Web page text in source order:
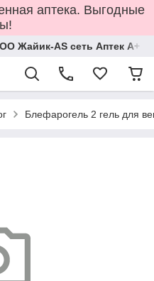
аптека. Выгодные
Жайик-AS сеть Аптек А+
Блефарогель 2 гель для